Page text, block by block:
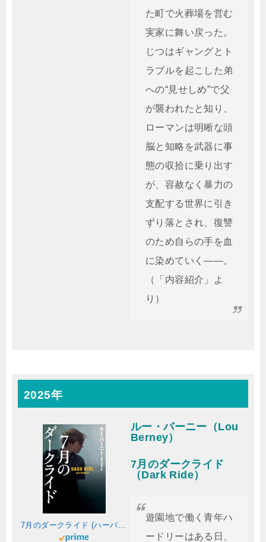
た町で火葬場を営む
実家に舞い戻った。
じつはギャングとト
ラブルを起こした弟
への“見せしめ”で父
が襲われたと知り、
ローマンは明晰な頭
脳と知略を武器に事
態の収拾に乗り出す
が、容赦なく暴力の
支配する世界に引き
ずり落とされ、復讐
のため自らの手を血
に染めていく――。
（「内容紹介」よ
り）
2025年
7月のダークライド (ハーパーＢＯＯＫＳ)
ルー・バーニー（Lou
Berney）
7月のダークライド
（Dark Ride）
遊園地で働く青年ハ
ードリーはある日、